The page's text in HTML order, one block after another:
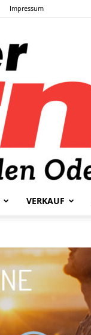
Impressum
VERKAUF